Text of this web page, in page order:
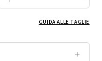
GUIDA ALLE TAGLIE